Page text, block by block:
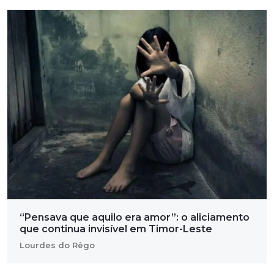
“Pensava que aquilo era amor”: o aliciamento
que continua invisível em Timor-Leste
Lourdes do Rêgo